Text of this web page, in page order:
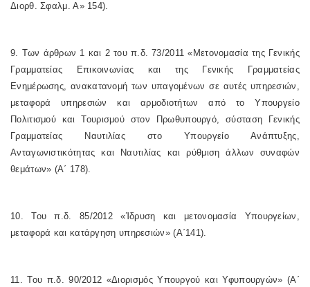
Διορθ. Σφαλμ. Α» 154).
9. Των άρθρων 1 και 2 του π.δ. 73/2011 «Μετονομασία της Γενικής
Γραμματείας Επικοινωνίας και της Γενικής Γραμματείας
Ενημέρωσης, ανακατανομή των υπαγομένων σε αυτές υπηρεσιών,
μεταφορά υπηρεσιών και αρμοδιοτήτων από το Υπουργείο
Πολιτισμού και Τουρισμού στον Πρωθυπουργό, σύσταση Γενικής
Γραμματείας Ναυτιλίας στο Υπουργείο Ανάπτυξης,
Ανταγωνιστικότητας και Ναυτιλίας και ρύθμιση άλλων συναφών
θεμάτων» (Α΄ 178).
10. Του π.δ. 85/2012 «Ίδρυση και μετονομασία Υπουργείων,
μεταφορά και κατάργηση υπηρεσιών» (Α΄141).
11. Του π.δ. 90/2012 «Διορισμός Υπουργού και Υφυπουργών» (Α΄